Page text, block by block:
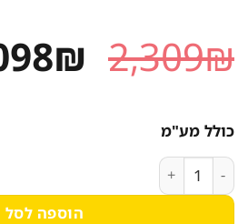
2,309₪
₪
כולל מע"מ
כמות של תנור אפייה בילד אין יוקרתי SAUTER RUSTIC-4020B בטכנולוגיית Pro-Cook
הוספה לסל